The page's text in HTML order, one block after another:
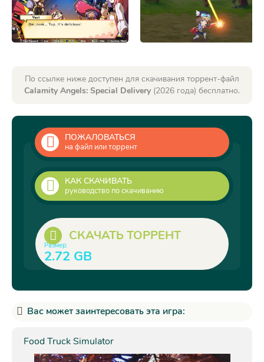
По ссылке ниже доступен для скачивания торрент-файл
Calamity Angels: Special Delivery (2026 года) бесплатно.
ПОЖАЛОВАТЬСЯ
на файл или торрент
КАК СКАЧИВАТЬ
руководство по скачиванию
СКАЧАТЬ ТОРРЕНТ
Размер:
2.72 GB
Вас может заинтересовать эта игра:
Food Truck Simulator